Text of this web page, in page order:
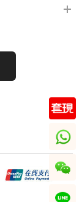
whatsapp